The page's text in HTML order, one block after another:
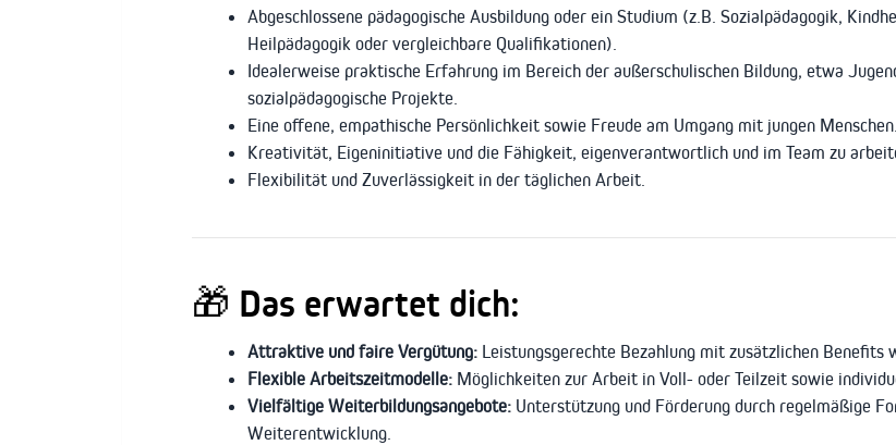
Abgeschlossene pädagogische Ausbildung oder ein Studium (z.B. Sozialpädagogik,
Heilpädagogik oder vergleichbare Qualifikationen).
Idealerweise praktische Erfahrung im Bereich der außerschulischen Bildung, etwa
sozialpädagogische Projekte.
Eine offene, empathische Persönlichkeit sowie Freude am Umgang mit jungen Menschen.
Kreativität, Eigeninitiative und die Fähigkeit, eigenverantwortlich und im Team zu
Flexibilität und Zuverlässigkeit in der täglichen Arbeit.
🎁 Das erwartet dich:
Attraktive und faire Vergütung: Leistungsgerechte Bezahlung mit zusätzlichen Benefits
Flexible Arbeitszeitmodelle: Möglichkeiten zur Arbeit in Voll- oder Teilzeit sowie
Vielfältige Weiterbildungsangebote: Unterstützung und Förderung durch regelmäßige
Weiterentwicklung.